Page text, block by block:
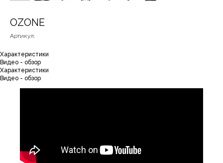
OZONE
Артикул:
Характеристики
Видео - обзор
Характеристики
Видео - обзор